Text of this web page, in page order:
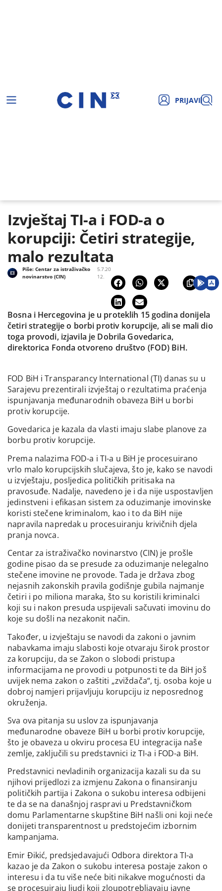
PRIJAVI
Izvještaj TI-a i FOD-a o
korupciji: Četiri strategije,
malo rezultata
5.7.20
12.
Piše:Centar za istraživačko
novinarstvo (CIN)
Bosna i Hercegovina je u proteklih 15 godina donijela
četiri strategije o borbi protiv korupcije, ali se mali dio
toga provodi, izjavila je Dobrila Govedarica,
direktorica Fonda otvoreno društvo (FOD) BiH.
FOD BiH i Transparancy International (TI) danas su u
Sarajevu prezentirali izvještaj o rezultatima praćenja
ispunjavanja međunarodnih obaveza BiH u borbi
protiv korupcije.
Govedarica je kazala da vlasti imaju slabe planove za
borbu protiv korupcije.
Prema nalazima FOD-a i TI-a u BiH je procesuirano
vrlo malo korupcijskih slučajeva, što je, kako se navodi
u izvještaju, posljedica političkih pritisaka na
pravosuđe. Nadalje, navedeno je i da nije uspostavljen
jedinstveni i efikasan sistem za oduzimanje imovinske
koristi stečene kriminalom, kao i to da BiH nije
napravila napredak u procesuiranju krivičnih djela
pranja novca.
Centar za istraživačko novinarstvo (CIN) je prošle
godine pisao da se presude za oduzimanje nelegalno
stečene imovine ne provode. Tada je država zbog
nejasnih zakonskih pravila godišnje gubila najmanje
četiri i po miliona maraka, što su koristili kriminalci
koji su i nakon presuda uspijevali sačuvati imovinu do
koje su došli na nezakonit način.
Također, u izvještaju se navodi da zakoni o javnim
nabavkama imaju slabosti koje otvaraju širok prostor
za korupciju, da se Zakon o slobodi pristupa
informacijama ne provodi u potpunosti te da BiH još
uvijek nema zakon o zaštiti „zviždača“, tj. osoba koje u
dobroj namjeri prijavljuju korupciju iz neposrednog
okruženja.
Sva ova pitanja su uslov za ispunjavanja
međunarodne obaveze BiH u borbi protiv korupcije,
što je obaveza u okviru procesa EU integracija naše
zemlje, zaključili su predstavnici iz TI-a i FOD-a BiH.
Predstavnici nevladinih organizacija kazali su da su
njihovi prijedlozi za izmjenu Zakona o finansiranju
političkih partija i Zakona o sukobu interesa odbijeni
te da se na današnjoj raspravi u Predstavničkom
domu Parlamentarne skupštine BiH našli oni koji neće
donijeti transparentnost u predstojećim izbornim
kampanjama.
Emir Đikić, predsjedavajući Odbora direktora TI-a
kazao je da Zakon o sukobu interesa postaje zakon o
interesu i da tu više neće biti nikakve mogućnosti da
se procesuiraju ljudi koji zloupotrebljavaju javne